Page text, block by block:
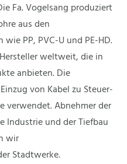
Fa. Vogelsang produziert
aus den
PP, PVC-U und PE-HD.
weltweit, die in
anbieten. Die
von Kabel zu Steuer-
verwendet. Abnehmer der
Industrie und der Tiefbau
wir
Stadtwerke.